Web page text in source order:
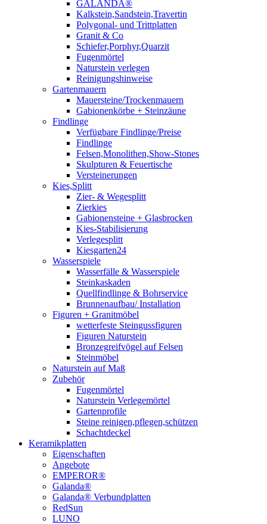
GALANDA®
Kalkstein,Sandstein,Travertin
Polygonal- und Trittplatten
Granit & Co
Schiefer,Porphyr,Quarzit
Fugenmörtel
Naturstein verlegen
Reinigungshinweise
Gartenmauern
Mauersteine/Trockenmauern
Gabionenkörbe + Steinzäune
Findlinge
Verfügbare Findlinge/Preise
Findlinge
Felsen,Monolithen,Show-Stones
Skulpturen & Feuertische
Versteinerungen
Kies,Splitt
Zier- & Wegesplitt
Zierkies
Gabionensteine + Glasbrocken
Kies-Stabilisierung
Verlegesplitt
Kiesgarten24
Wasserspiele
Wasserfälle & Wasserspiele
Steinkaskaden
Quellfindlinge & Bohrservice
Brunnenaufbau/ Installation
Figuren + Granitmöbel
wetterfeste Steingussfiguren
Figuren Naturstein
Bronzegreifvögel auf Felsen
Steinmöbel
Naturstein auf Maß
Zubehör
Fugenmörtel
Naturstein Verlegemörtel
Gartenprofile
Steine reinigen,pflegen,schützen
Schachtdeckel
Keramikplatten
Eigenschaften
Angebote
EMPEROR®
Galanda®
Galanda® Verbundplatten
RedSun
LUNO